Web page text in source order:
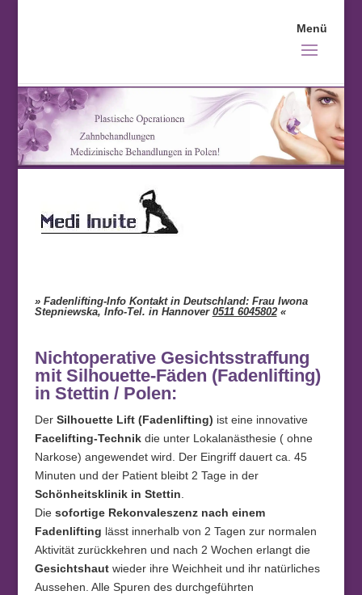
» Fadenlifting-Info Kontakt in Deutschland: Frau Iwona
Stepniewska, Info-Tel. in Hannover 0511 6045802«
Nichtoperative Gesichtsstraffung
mit Silhouette-Fäden (Fadenlifting)
in Stettin / Polen:
Der Silhouette Lift (Fadenlifting) ist eine innovative
Facelifting-Technikdie unter Lokalanästhesie ( ohne
Narkose) angewendet wird. Der Eingriff dauert ca. 45
Minuten und der Patient bleibt 2 Tage in der
Schönheitsklinik in Stettin
Diesofortige Rekonvaleszenz nach einem
Fadenlifting lässt innerhalb von 2 Tagen zur normalen
Aktivität zurückkehren und nach 2 Wochen erlangt die
Gesichtshautwieder ihre Weichheit und ihr natürliches
Aussehen. Alle Spuren des durchgeführten